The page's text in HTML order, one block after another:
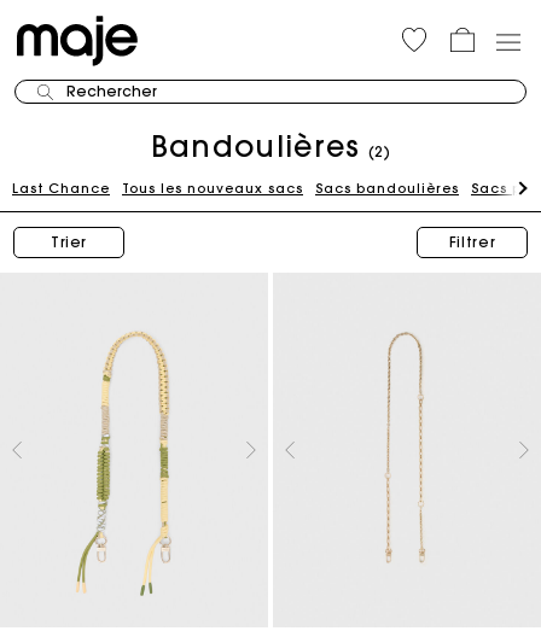
Rechercher
Bandoulières (2)
Last Chance Tous les nouveaux sacs Sacs bandoulières Sacs
Trier Filtrer